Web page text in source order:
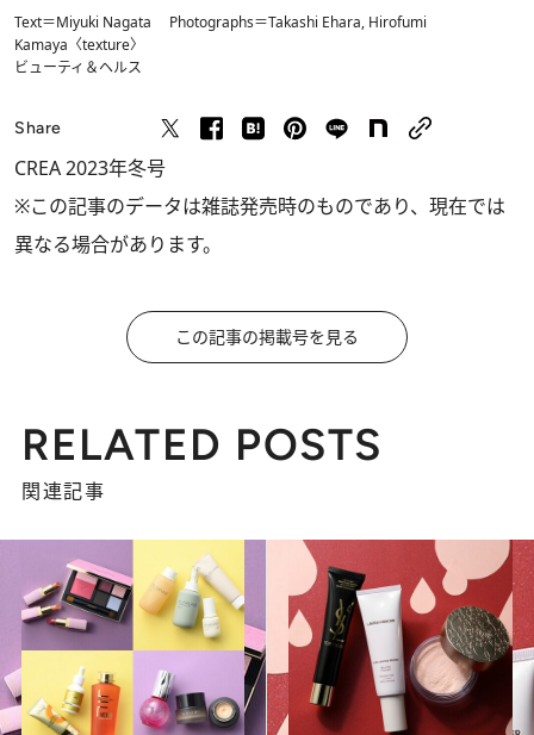
Text＝Miyuki Nagata Photographs＝Takashi Ehara, Hirofumi
Kamaya〈texture〉
ビューティ＆ヘルス
Share
CREA 2023年冬号
※この記事のデータは雑誌発売時のものであり、現在では
異なる場合があります。
この記事の掲載号を見る
RELATED POSTS
関連記事